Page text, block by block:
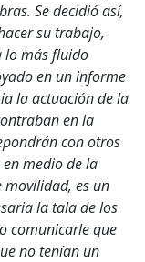
Se decidió así,
su trabajo,
lo más fluido
en un informe
la actuación de la
en la
con otros
medio de la
movilidad, es un
la tala de los
comunicarle que
no tenían un